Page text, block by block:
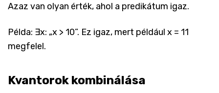
Azaz van olyan érték, ahol a predikátum igaz.
Példa: ∃x: „x > 10”. Ez igaz, mert például x = 11
megfelel.
Kvantorok kombinálása